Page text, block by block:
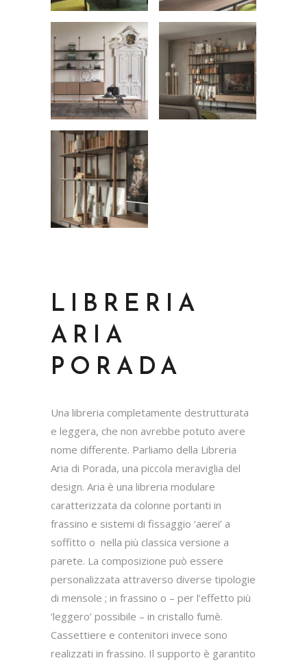
LIBRERIA
ARIA
PORADA
Una libreria completamente destrutturata
e leggera, che non avrebbe potuto avere
nome differente. Parliamo della Libreria
Aria di Porada, una piccola meraviglia del
design. Aria è una libreria modulare
caratterizzata da colonne portanti in
frassino e sistemi di fissaggio ‘aerei’ a
soffitto o nella più classica versione a
parete. La composizione può essere
personalizzata attraverso diverse tipologie
di mensole ; in frassino o – per l’effetto più
‘leggero’ possibile – in cristallo fumè.
Cassettiere e contenitori invece sono
realizzati in frassino. Il supporto è garantito